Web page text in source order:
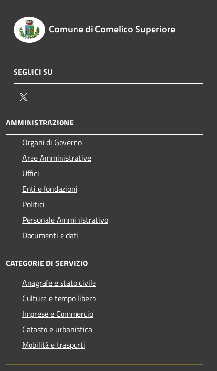
Comune di Comelico Superiore
SEGUICI SU
AMMINISTRAZIONE
Organi di Governo
Aree Amministrative
Uffici
Enti e fondazioni
Politici
Personale Amministrativo
Documenti e dati
CATEGORIE DI SERVIZIO
Anagrafe e stato civile
Cultura e tempo libero
Imprese e Commercio
Catasto e urbanistica
Mobilità e trasporti